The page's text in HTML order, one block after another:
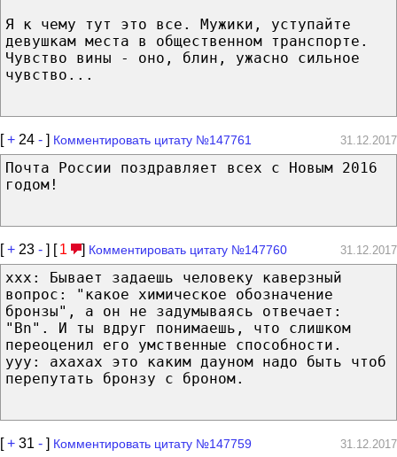
Я к чему тут это все. Мужики, уступайте
девушкам места в общественном транспорте.
Чувство вины - оно, блин, ужасно сильное
чувство...
[+ 24 - ] Комментировать цитату №147761 31.12.2017
Почта России поздравляет всех с Новым 2016
годом!
[+ 23 - ] [ 1 ] Комментировать цитату №147760 31.12.2017
xxx: Бывает задаешь человеку каверзный
вопрос: "какое химическое обозначение
бронзы", а он не задумываясь отвечает:
"Bn". И ты вдруг понимаешь, что слишком
переоценил его умственные способности.
yyy: ахахах это каким дауном надо быть чтоб
перепутать бронзу с броном.
[+ 31 - ] Комментировать цитату №147759 31.12.2017